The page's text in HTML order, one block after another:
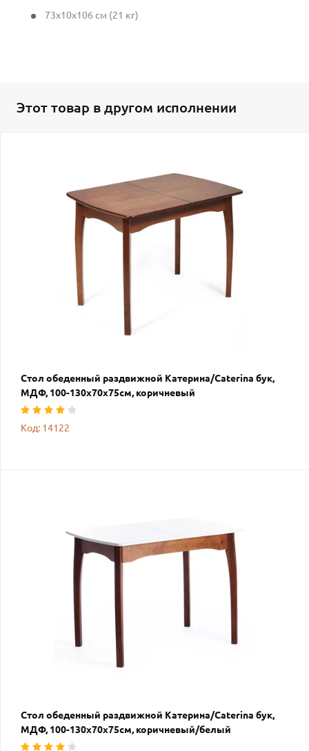
73x10x106 см (21 кг)
Этот товар в другом исполнении
Стол обеденный раздвижной Катерина/Caterina бук,
МДФ, 100-130х70х75см, коричневый
Код: 14122
Стол обеденный раздвижной Катерина/Caterina бук,
МДФ, 100-130х70х75см, коричневый/белый